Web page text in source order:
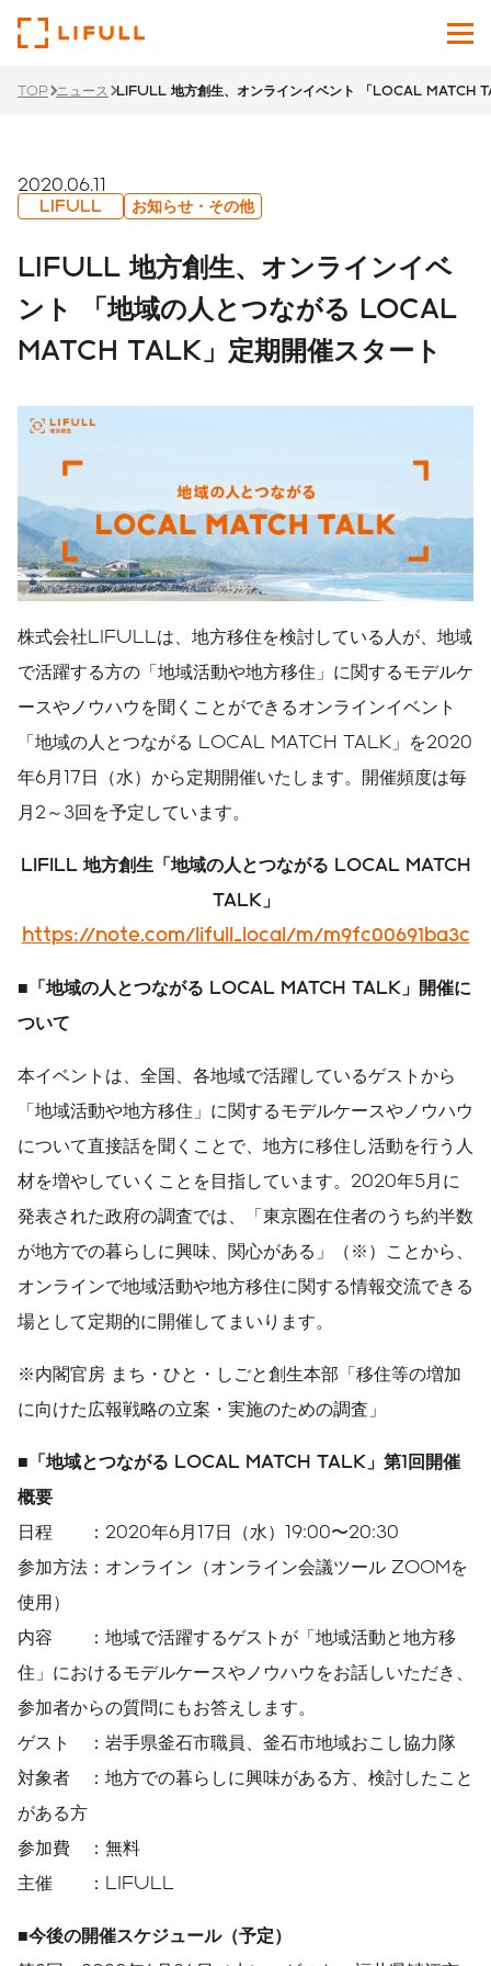
サービス
ニュース
サステナビリティ
TOP ニュース LIFULL 地方創生、オンラインイベント 「LOCAL MATCH
2020.06.11
LIFULL お知らせ・その他
LIFULL 地方創生、オンラインイベ
ント 「地域の人とつながる LOCAL
MATCH TALK」定期開催スタート
株式会社LIFULLは、地方移住を検討している人が、地域
で活躍する方の「地域活動や地方移住」に関するモデルケ
ースやノウハウを聞くことができるオンラインイベント
「地域の人とつながる LOCAL MATCH TALK」を2020
年6月17日（水）から定期開催いたします。開催頻度は毎
月2～3回を予定しています。
LIFILL 地方創生「地域の人とつながる LOCAL MATCH
TALK」
https://note.com/lifull_local/m/m9fc00691ba3c
■「地域の人とつながる LOCAL MATCH TALK」開催に
ついて
本イベントは、全国、各地域で活躍しているゲストから
「地域活動や地方移住」に関するモデルケースやノウハウ
について直接話を聞くことで、地方に移住し活動を行う人
材を増やしていくことを目指しています。2020年5月に
発表された政府の調査では、「東京圏在住者のうち約半数
が地方での暮らしに興味、関心がある」（※）ことから、
オンラインで地域活動や地方移住に関する情報交流できる
場として定期的に開催してまいります。
※内閣官房 まち・ひと・しごと創生本部「移住等の増加
に向けた広報戦略の立案・実施のための調査」
■「地域とつながる LOCAL MATCH TALK」第1回開催
概要
日程 ：2020年6月17日（水）19:00〜20:30
参加方法：オンライン（オンライン会議ツール ZOOMを
使用）
内容 ：地域で活躍するゲストが「地域活動と地方移
住」におけるモデルケースやノウハウをお話しいただき、
参加者からの質問にもお答えします。
ゲスト ：岩手県釜石市職員、釜石市地域おこし協力隊
対象者 ：地方での暮らしに興味がある方、検討したこと
がある方
参加費 ：無料
主催 ：LIFULL
■今後の開催スケジュール（予定）